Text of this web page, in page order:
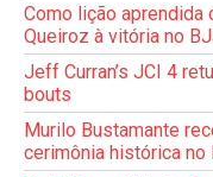
Como lição aprendida
Queiroz à vitória no
Jeff Curran’s JCI 4
bouts
Murilo Bustamante
cerimônia histórica no